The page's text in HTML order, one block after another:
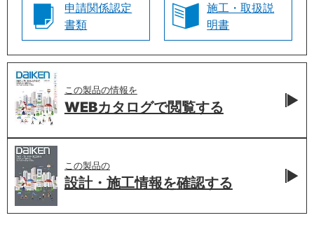
申請関係認定
書類
施工・取扱説
明書
この製品の情報を
WEBカタログで閲覧する
この製品の
設計・施工情報を確認する